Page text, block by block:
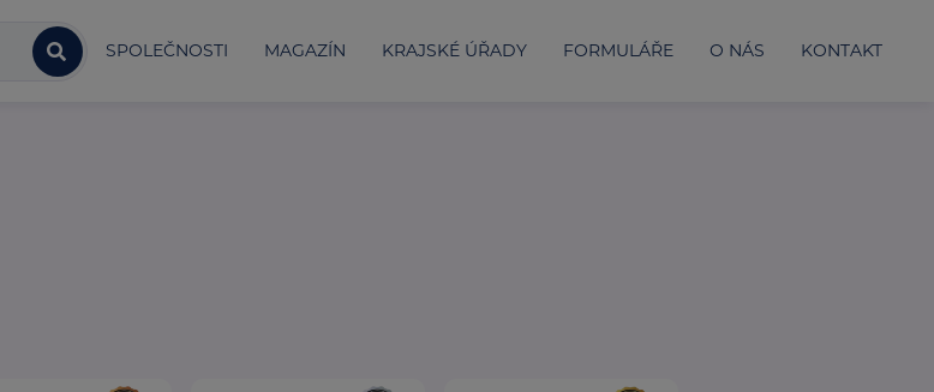
SPOLEČNOSTI MAGAZÍN KRAJSKÉ ÚŘADY FORMULÁŘE O NÁS KONTAKT